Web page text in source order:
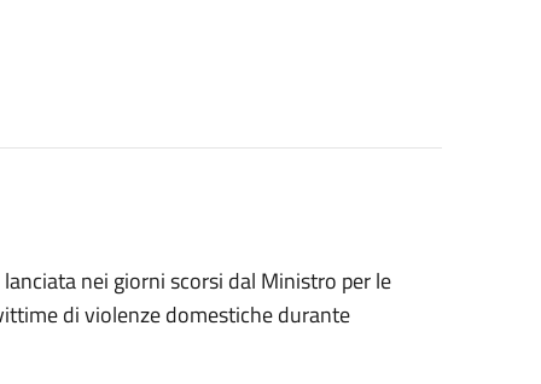
lanciata nei giorni scorsi dal Ministro per le
di violenze domestiche durante